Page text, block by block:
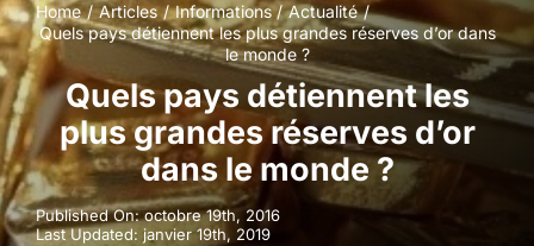
Home Articles Informations
Actualité
Quels pays détiennent les plus grandes réserves d’or dans
le monde ?
Quels pays détiennent les
plus grandes réserves d’or
dans le monde ?
Published On: octobre 19th, 2016
Last Updated: janvier 19th, 2019